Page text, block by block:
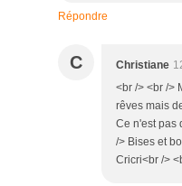
Répondre
C Christiane
<br /> <br />
rêves mais
Ce n'est pas
/> Bises et
Cricri<br />